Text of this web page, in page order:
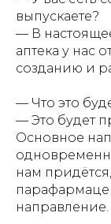
выпускаете?
— В
аптека у нас
созданию и
— Что это
— Это будет
Основное
нам
направление.